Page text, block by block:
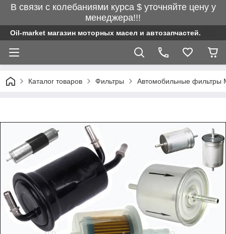
В связи с колебаниями курса $ уточняйте цену у
менеджера!!!
Oil-market магазин моторных масел и автозапчастей.
Каталог товаров Фильтры Автомобильные фильтры